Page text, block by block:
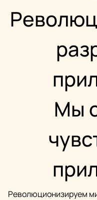
Мы
Революционизируем